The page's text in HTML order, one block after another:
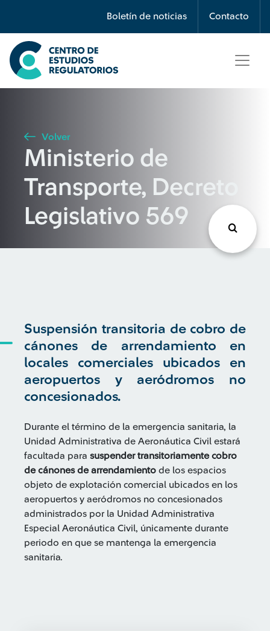
Boletín de noticias Contacto
Búsqueda
Seleccione país
Buscar
Volver
Ministerio de
Transporte, Decreto
Legislativo 569
Suspensión transitoria de cobro de
cánones de arrendamiento en
locales comerciales ubicados en
aeropuertos y aeródromos no
concesionados.
Durante el término de la emergencia sanitaria, la
Unidad Administrativa de Aeronáutica Civil estará
facultada para suspender transitoriamente cobro
de cánones de arrendamiento de los espacios
objeto de explotación comercial ubicados en los
aeropuertos y aeródromos no concesionados
administrados por la Unidad Administrativa
Especial Aeronáutica Civil, únicamente durante
periodo en que se mantenga la emergencia
sanitaria.